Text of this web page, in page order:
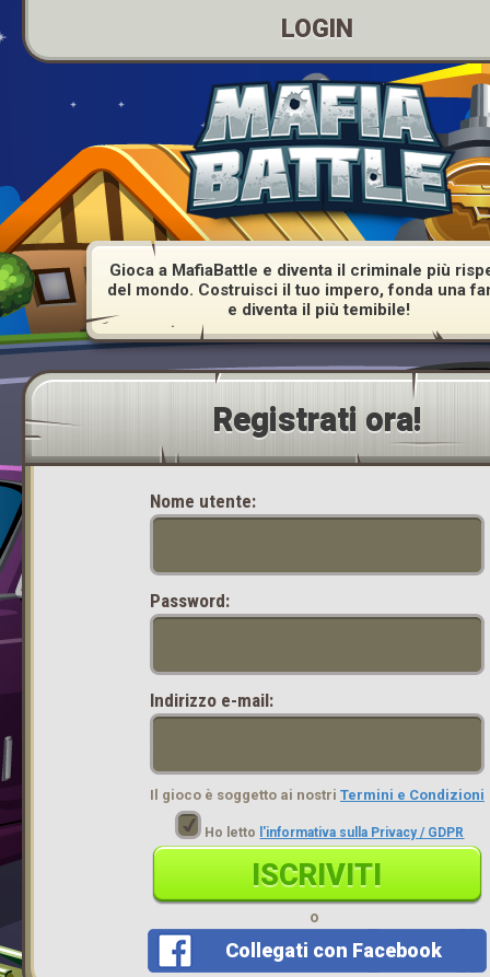
LOGIN
Gioca a MafiaBattle e diventa il criminale più
del mondo. Costruisci il tuo impero, fonda una
e diventa il più temibile!
Registrati ora!
Nome utente:
Password:
Indirizzo e-mail:
Il gioco è soggetto ai nostri Termini e Condizioni
Ho letto l'informativa sulla Privacy / GDPR
ISCRIVITI
o
Collegati con Facebook